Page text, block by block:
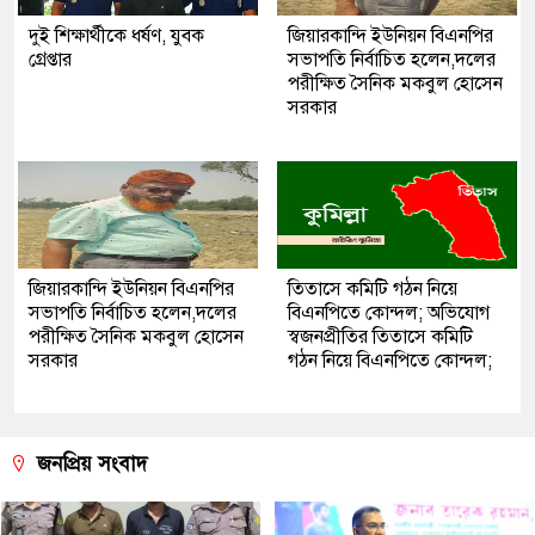
দুই শিক্ষার্থীকে ধর্ষণ, যুবক
গ্রেপ্তার
জিয়ারকান্দি ইউনিয়ন বিএনপির
সভাপতি নির্বাচিত হলেন,দলের
পরীক্ষিত সৈনিক মকবুল হোসেন
সরকার
জিয়ারকান্দি ইউনিয়ন বিএনপির
সভাপতি নির্বাচিত হলেন,দলের
পরীক্ষিত সৈনিক মকবুল হোসেন
সরকার
তিতাসে কমিটি গঠন নিয়ে
বিএনপিতে কোন্দল; অভিযোগ
স্বজনপ্রীতির তিতাসে কমিটি
গঠন নিয়ে বিএনপিতে কোন্দল;
জনপ্রিয় সংবাদ